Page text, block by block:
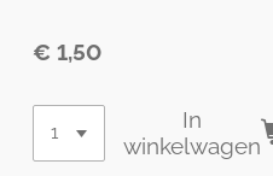
€ 1,50
In
winkelwagen